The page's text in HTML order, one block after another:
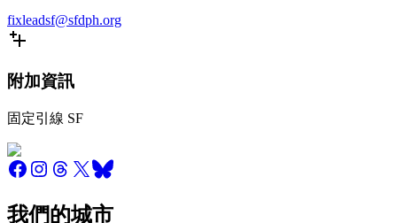
fixleadsf@sfdph.org
附加資訊
固定引線 SF
我們的城市